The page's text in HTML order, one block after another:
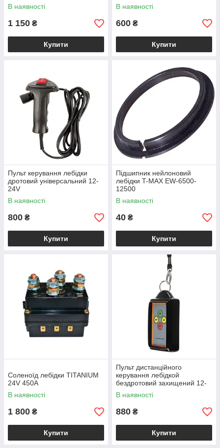
В наявності
1 150 ₴
Купити
В наявності
600 ₴
Купити
Пульт керування лебідки
дротовий універсальний 12-
24V
В наявності
800 ₴
Купити
Підшипник нейлоновий
лебідки T-MAX EW-6500-
12500
В наявності
40 ₴
Купити
Соленоїд лебідки TITANIUM
24V 450А
В наявності
1 800 ₴
Купити
Пульт дистанційного
керування лебідкой
бездротовий захищений 12-
24V 70x110 мм
В наявності
880 ₴
Купити